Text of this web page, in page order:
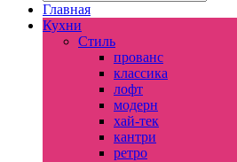
Главная
Кухни
Стиль
прованс
классика
лофт
модерн
хай-тек
кантри
ретро